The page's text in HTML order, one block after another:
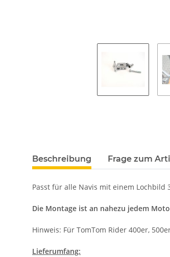
Beschreibung Frage zum
Passt für alle Navis mit einem Lochbild
Die Montage ist an nahezu jedem
Hinweis: Für TomTom Rider 400er,
Lieferumfang: